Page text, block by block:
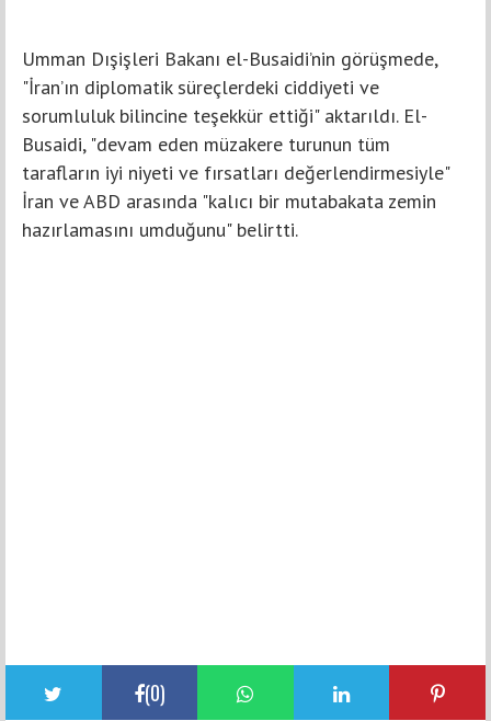
Umman Dışişleri Bakanı el-Busaidi’nin görüşmede,
"İran’ın diplomatik süreçlerdeki ciddiyeti ve
sorumluluk bilincine teşekkür ettiği" aktarıldı. El-
Busaidi, "devam eden müzakere turunun tüm
tarafların iyi niyeti ve fırsatları değerlendirmesiyle"
İran ve ABD arasında "kalıcı bir mutabakata zemin
hazırlamasını umduğunu" belirtti.
(0)